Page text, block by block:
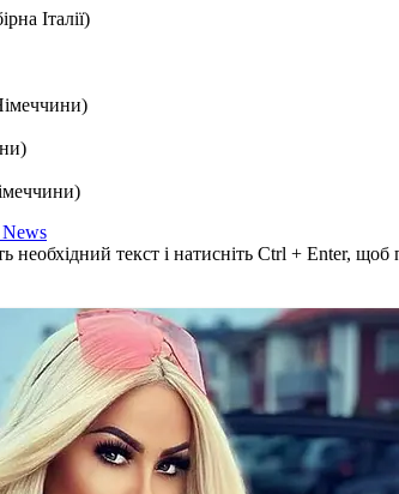
Італії)
необхідний текст і натисніть Ctrl + Enter,